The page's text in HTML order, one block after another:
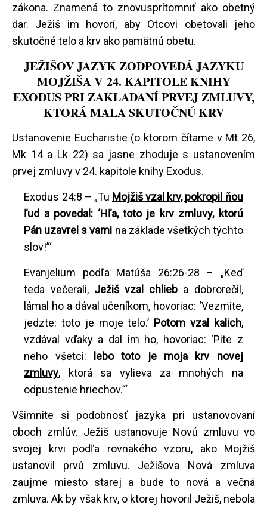
zákona. Znamená to znovusprítomniť ako obetný
dar. Ježiš im hovorí, aby Otcovi obetovali jeho
skutočné telo a krv ako pamätnú obetu.
JEŽIŠOV JAZYK ZODPOVEDÁ JAZYKU
MOJŽIŠA V 24. KAPITOLE KNIHY
EXODUS PRI ZAKLADANÍ PRVEJ ZMLUVY,
KTORÁ MALA SKUTOČNÚ KRV
Ustanovenie Eucharistie (o ktorom čítame v Mt 26,
Mk 14 a Lk 22) sa jasne zhoduje s ustanovením
prvej zmluvy v 24. kapitole knihy Exodus.
Exodus 24:8 – „Tu Mojžiš vzal krv, pokropil ňou
ľud a povedal: ‘Hľa, toto je krv zmluvy, ktorú
Pán uzavrel s vami na základe všetkých týchto
slov!’“
Evanjelium podľa Matúša 26:26-28 – „Keď
teda večerali, Ježiš vzal chlieb a dobrorečil,
lámal ho a dával učeníkom, hovoriac: ‘Vezmite,
jedzte: toto je moje telo.’ Potom vzal kalich,
vzdával vďaky a dal im ho, hovoriac: ‘Pite z
neho všetci: lebo toto je moja krv novej
zmluvy, ktorá sa vylieva za mnohých na
odpustenie hriechov.’“
Všimnite si podobnosť jazyka pri ustanovovaní
oboch zmlúv. Ježiš ustanovuje Novú zmluvu vo
svojej krvi podľa rovnakého vzoru, ako Mojžiš
ustanovil prvú zmluvu. Ježišova Nová zmluva
zaujme miesto starej a bude to nová a večná
zmluva. Ak by však krv, o ktorej hovoril Ježiš, nebola